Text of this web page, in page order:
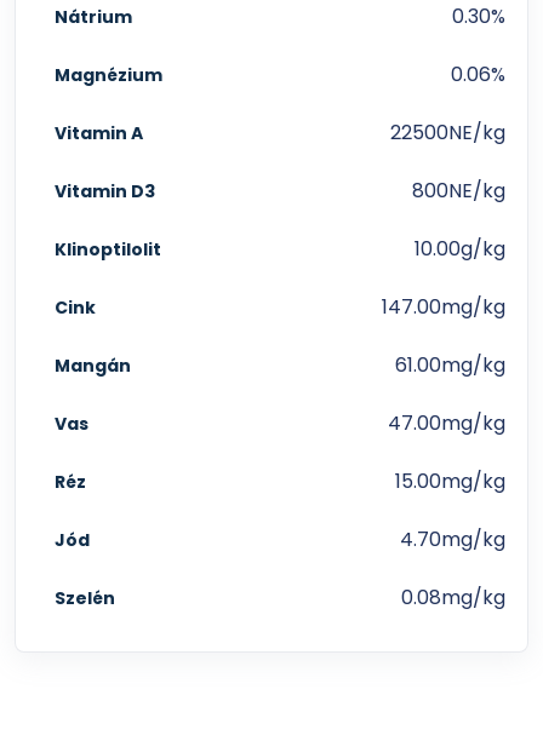
Nátrium 0.30%
Magnézium 0.06%
Vitamin A 22500NE/kg
Vitamin D3 800NE/kg
Klinoptilolit 10.00g/kg
Cink 147.00mg/kg
Mangán 61.00mg/kg
Vas 47.00mg/kg
Réz 15.00mg/kg
Jód 4.70mg/kg
Szelén 0.08mg/kg